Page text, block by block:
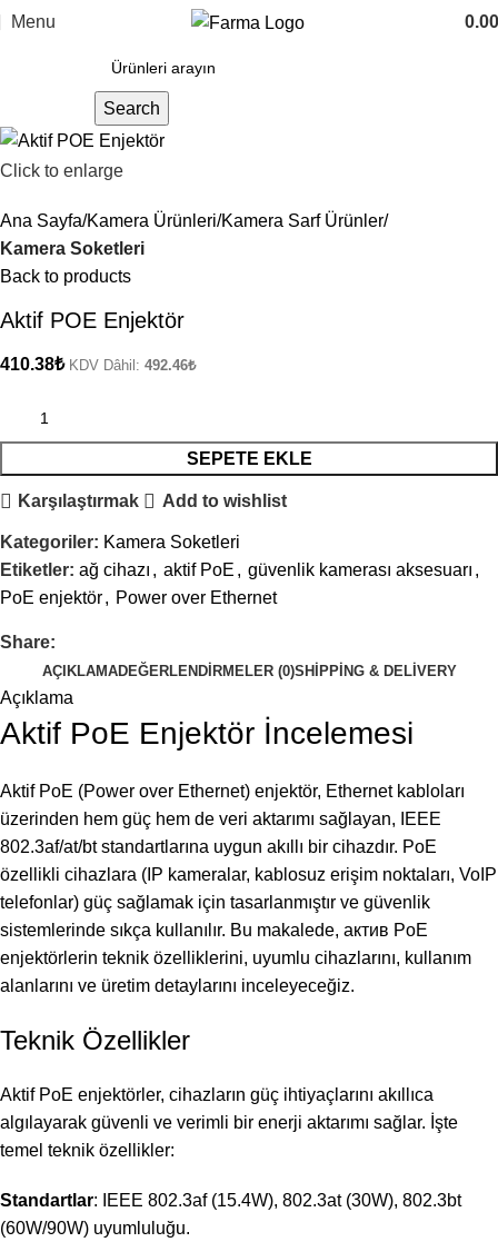
Menu 0.00
Search
Click to enlarge
Ana Sayfa Kamera Ürünleri Kamera Sarf Ürünler
Kamera Soketleri
Back to products
Aktif POE Enjektör
410.38₺ KDV Dâhil: 492.46₺
SEPETE EKLE
Karşılaştırmak Add to wishlist
Kategoriler: Kamera Soketleri
Etiketler: ağ cihazı , aktif PoE , güvenlik kamerası aksesuarı ,
PoE enjektör, Power over Ethernet
Share:
AÇIKLAMADEĞERLENDIRMELER (0)SHIPPING & DELIVERY
Açıklama
Aktif PoE Enjektör İncelemesi
Aktif PoE (Power over Ethernet) enjektör, Ethernet kabloları
üzerinden hem güç hem de veri aktarımı sağlayan, IEEE
802.3af/at/bt standartlarına uygun akıllı bir cihazdır. PoE
özellikli cihazlara (IP kameralar, kablosuz erişim noktaları, VoIP
telefonlar) güç sağlamak için tasarlanmıştır ve güvenlik
sistemlerinde sıkça kullanılır. Bu makalede, актив PoE
enjektörlerin teknik özelliklerini, uyumlu cihazlarını, kullanım
alanlarını ve üretim detaylarını inceleyeceğiz.
Teknik Özellikler
Aktif PoE enjektörler, cihazların güç ihtiyaçlarını akıllıca
algılayarak güvenli ve verimli bir enerji aktarımı sağlar. İşte
temel teknik özellikler:
Standartlar: IEEE 802.3af (15.4W), 802.3at (30W), 802.3bt
(60W/90W) uyumluluğu.